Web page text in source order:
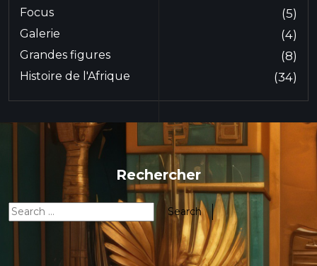
Focus (5)
Galerie (4)
Grandes figures (8)
Histoire de l'Afrique (34)
Rechercher